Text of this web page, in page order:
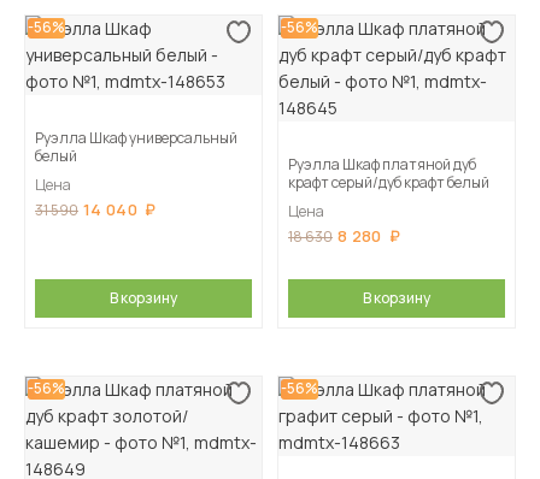
-56%
Руэлла Шкаф универсальный
белый
Цена
31 590 14 040
В корзину
-56%
Руэлла Шкаф платяной дуб
крафт серый/дуб крафт белый
Цена
18 630 8 280
В корзину
-56% -56%